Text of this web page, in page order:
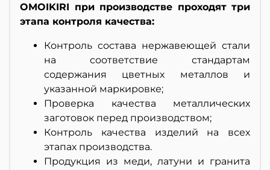
OMOIKIRI при производстве проходят три
этапа контроля качества:
Контроль состава нержавеющей стали
на соответствие стандартам
содержания цветных металлов и
указанной маркировке;
Проверка качества металлических
заготовок перед производством;
Контроль качества изделий на всех
этапах производства.
Продукция из меди, латуни и гранита